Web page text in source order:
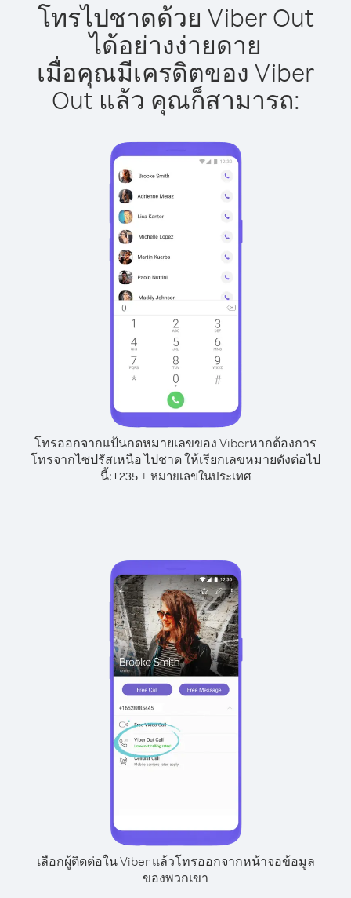
โทรไปชาดด้วย Viber Out
ได้อย่างง่ายดาย
เมื่อคุณมีเครดิตของ Viber
Out แล้ว คุณก็สามารถ:
โทรออกจากแป้นกดหมายเลขของ Viberหากต้องการ
โทรจากไซปรัสเหนือ ไปชาด ให้เรียกเลขหมายดังต่อไป
นี้:+235+ หมายเลขในประเทศ
เลือกผู้ติดต่อใน Viber แล้วโทรออกจากหน้าจอข้อมูล
ของพวกเขา